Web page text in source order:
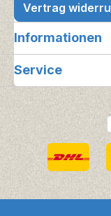
Vertrag
Informationen
Service